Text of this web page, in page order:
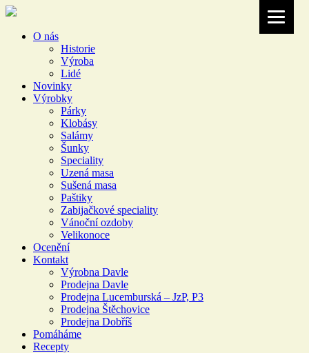
O nás
Historie
Výroba
Lidé
Novinky
Výrobky
Párky
Klobásy
Salámy
Šunky
Speciality
Uzená masa
Sušená masa
Paštiky
Zabijačkové speciality
Vánoční ozdoby
Velikonoce
Ocenění
Kontakt
Výrobna Davle
Prodejna Davle
Prodejna Lucemburská – JzP, P3
Prodejna Štěchovice
Prodejna Dobříš
Pomáháme
Recepty